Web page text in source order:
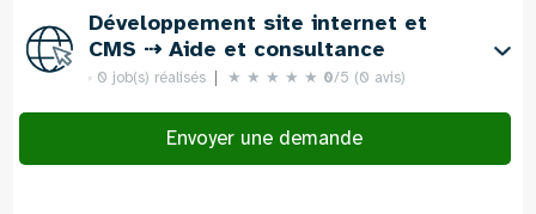
Développement site internet et
CMS ⇢ Aide et consultance
0 job(s) réalisés ★ ★ ★ ★ ★ 0/5 (0 avis)
Envoyer une demande